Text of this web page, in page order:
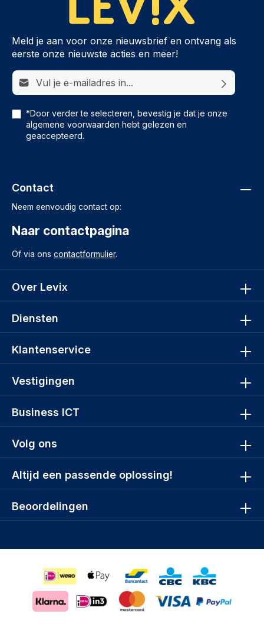
Meld je aan voor onze nieuwsbrief en ontvang als
eerste onze nieuwste acties en meer!
E-mailadres*
*Door verder te selecteren, bevestig je dat je onze
algemene voorwaarden hebt gelezen en
geaccepteerd.
Volg ons
Altijd een passende oplossing!
Contact
Neem eenvoudig contact op:
Naar contactpagina
Of via ons contactformulier.
Over Levix
Diensten
Klantenservice
Vestigingen
Business ICT
Beoordelingen